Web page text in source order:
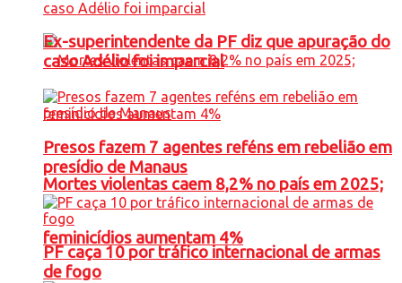
Mortes violentas caem 8,2% no país em 2025;
feminicídios aumentam 4%
Ex-superintendente da PF diz que apuração do
caso Adélio foi imparcial
Presos fazem 7 agentes reféns em rebelião em
presídio de Manaus
PF caça 10 por tráfico internacional de armas
de fogo